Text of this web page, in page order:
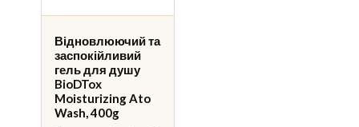
Відновлюючий та
заспокійливий
гель для душу
BioDTox
Moisturizing Ato
Wash, 400g